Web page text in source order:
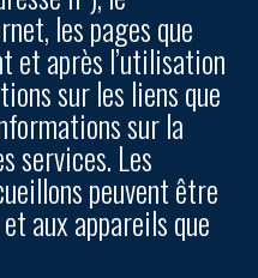
les pages que
et après l’utilisation
sur les liens que
sur la
services. Les
peuvent être
aux appareils que